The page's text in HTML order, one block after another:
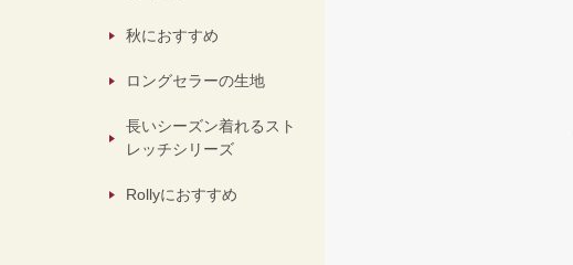
秋におすすめ
ロングセラーの生地
長いシーズン着れるスト
レッチシリーズ
Rollyにおすすめ